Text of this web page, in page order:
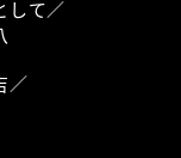
して／
／